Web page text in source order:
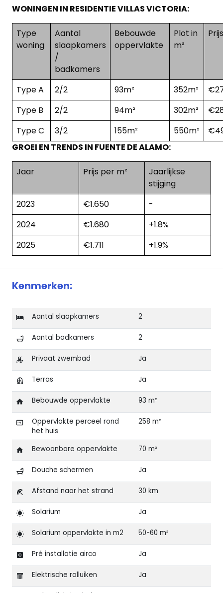
WONINGEN IN RESIDENTIE VILLAS VICTORIA:
Type
woning
Aantal
slaapkamers
/
badkamers
Bebouwde
oppervlakte
Plot in
m²
Type A 2/2 93m² 352m²
Type B
2/2 94m² 302m²
Type C
3/2 155m² 550m²
GROEI EN TRENDS IN FUENTE DE ALAMO:
Jaar Prijs per m²
Jaarlijkse
stijging
2023
€1.650
-
2024
€1.680
+1.8%
2025
€1.711 +1.9%
Kenmerken:
Aantal slaapkamers 2
Aantal badkamers 2
Privaat zwembad Ja
Terras Ja
Bebouwde oppervlakte 93 m²
Oppervlakte perceel rond
het huis
258 m²
Bewoonbare oppervlakte 70 m²
Douche schermen Ja
Afstand naar het strand 30 km
Solarium Ja
Solarium oppervlakte in m2 50-60 m²
Pré installatie airco Ja
Elektrische rolluiken Ja